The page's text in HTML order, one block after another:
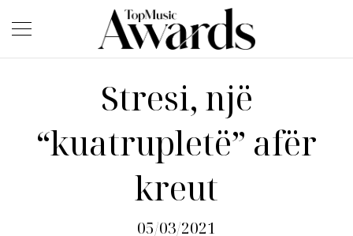
Stresi, një
“kuatrupletë” afër
kreut
05/03/2021